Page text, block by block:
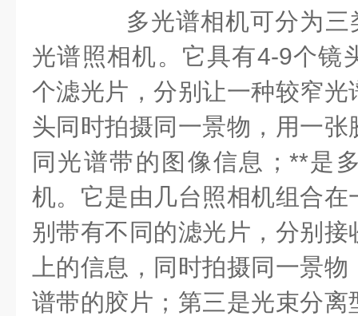
多光谱相机可分为三
光谱照相机。它具有4-9个镜
个滤光片，分别让一种较窄
头同时拍摄同一景物，用一
同光谱带的图像信息；**是
机。它是由几台照相机组合
别带有不同的滤光片，分别
上的信息，同时拍摄同一景
谱带的胶片；第三是光束分